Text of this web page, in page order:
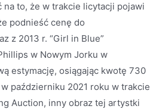
na to, że w trakcie licytacji pojawi
podnieść cenę do
z 2013 r. “Girl in Blue”
w Nowym Jorku w
estymację, osiągając kwotę 730
październiku 2021 roku w trakcie
Auction, inny obraz tej artystki